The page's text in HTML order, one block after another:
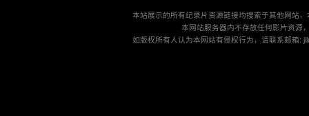
本站展示的所有纪录片资源链接均搜索于其他网站
本网站服务器内不存放任何影片资源
如版权所有人认为本网站有侵权行为，请联系邮箱: